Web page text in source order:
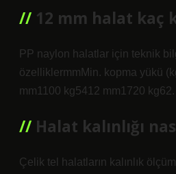
12 mm halat kaç
PP naylon halatlar için teknik
özelliklermmMin. kopma yükü
mm1100 kg5412 mm1720 kg62.
Halat kalınlığı
Çelik tel halatların kalınlık